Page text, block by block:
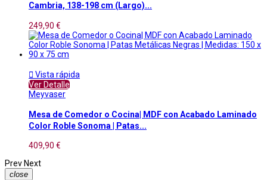
Cambria, 138-198 cm (Largo)...
249,90 €
 Vista rápida
Ver Detalle
Meyvaser
Mesa de Comedor o Cocina| MDF con Acabado Laminado
Color Roble Sonoma | Patas...
409,90 €
Prev Next
close